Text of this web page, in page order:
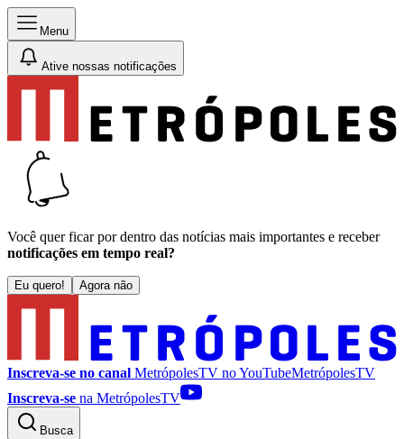
Menu
Ative nossas notificações
Você quer ficar por dentro das notícias mais importantes e receber
notificações em tempo real?
Eu quero! Agora não
Inscreva-se no canal MetrópolesTV noYouTubeMetrópolesTV
Inscreva-se na MetrópolesTV
Busca